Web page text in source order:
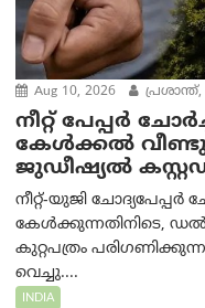
Aug 10, 2026
നീറ്റ് പേപ്പർ
കേൾക്കൽ വീണ്ടും
ജുഡീഷ്യൽ കസ്റ്റഡി
നീറ്റ്-യുജി ചോദ്യപേപ്പർ
കേൾക്കുന്നതിനിടെ,
കുറ്റപത്രം
വെച്ചു....
INDIA